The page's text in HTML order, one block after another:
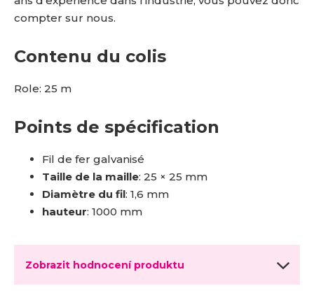
compter sur nous.
Contenu du colis
Role: 25 m
Points de spécification
Fil de fer galvanisé
Taille de la maille: 25 × 25 mm
Diamètre du fil: 1,6 mm
hauteur: 1000 mm
Zobrazit hodnocení produktu